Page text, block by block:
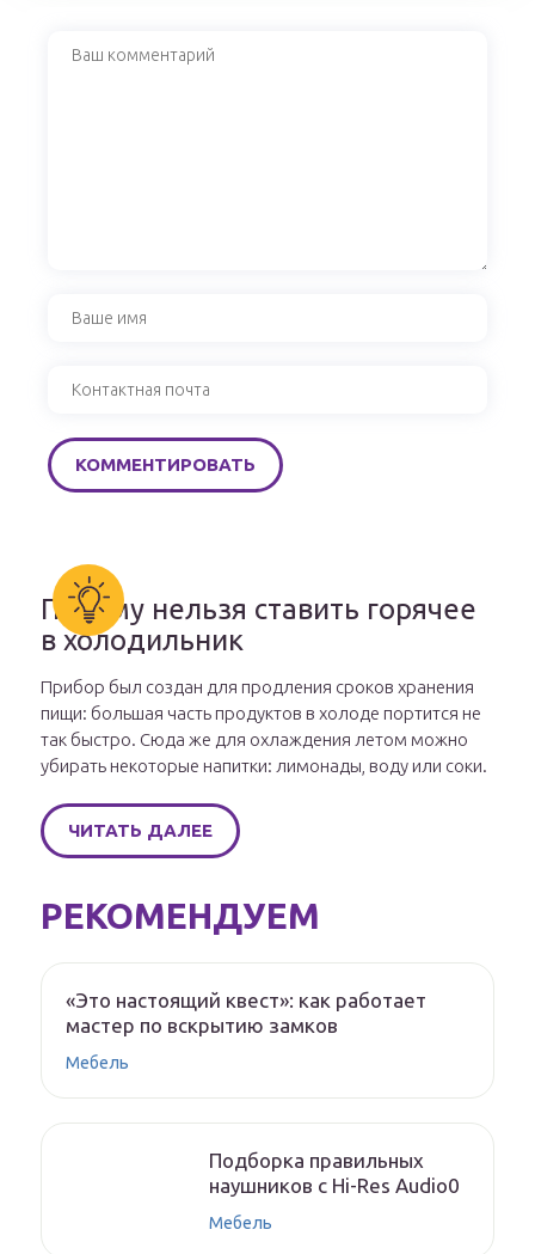
Почему нельзя ставить горячее
в холодильник
Прибор был создан для продления сроков хранения
пищи: большая часть продуктов в холоде портится не
так быстро. Сюда же для охлаждения летом можно
убирать некоторые напитки: лимонады, воду или соки.
ЧИТАТЬ ДАЛЕЕ
РЕКОМЕНДУЕМ
«Это настоящий квест»: как работает
мастер по вскрытию замков
Мебель
Подборка правильных
наушников с Hi-Res Audio0
Мебель